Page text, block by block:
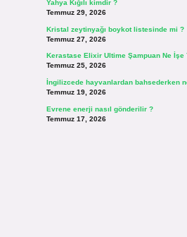
Yahya Kığılı kimdir ?
Temmuz 29, 2026
Kristal zeytinyağı boykot listesinde mi ?
Temmuz 27, 2026
Kerastase Elixir Ultime Şampuan Ne İşe
Temmuz 25, 2026
İngilizcede hayvanlardan bahsederken
Temmuz 19, 2026
Evrene enerji nasıl gönderilir ?
Temmuz 17, 2026